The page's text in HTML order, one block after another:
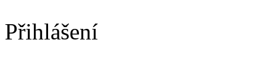
Přihlášení